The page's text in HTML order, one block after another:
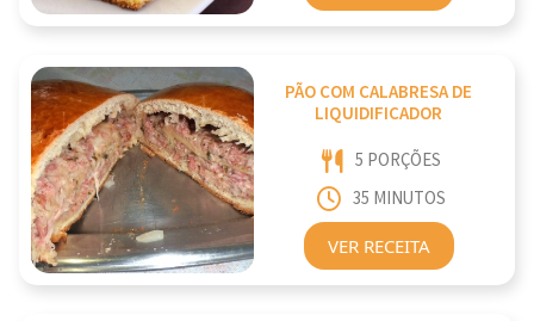
PÃO COM CALABRESA DE
LIQUIDIFICADOR
5 PORÇÕES
35 MINUTOS
VER RECEITA